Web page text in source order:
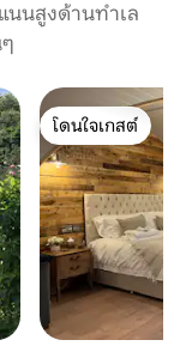
นนสูงด้านทำเล
โดนใจเกสต์
โดนใจเกสต์